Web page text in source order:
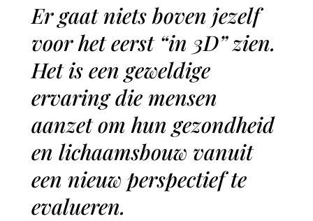
Er gaat niets boven jezelf
voor het eerst “in 3D” zien.
Het is een geweldige
ervaring die mensen
aanzet om hun gezondheid
en lichaamsbouw vanuit
een nieuw perspectief te
evalueren.